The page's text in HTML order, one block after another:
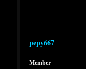
pepy667
Member